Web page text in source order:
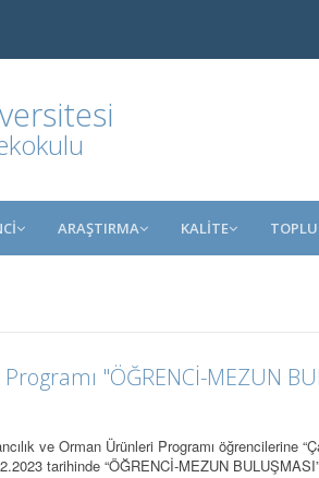
ARAŞTIRMA KALİTE
"ÖĞRENCİ-MEZUN
ve Orman Ürünleri Programı öğrencilerine
tarihinde “ÖĞRENCİ-MEZUN